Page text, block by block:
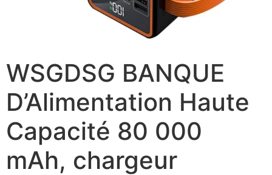
WSGDSG BANQUE
D’Alimentation Haute
Capacité 80 000
mAh, chargeur